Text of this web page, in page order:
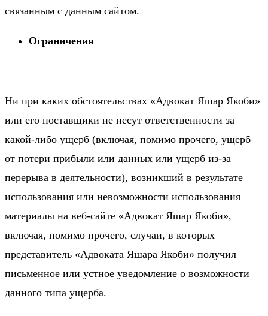
связанным с данным сайтом.
Ограничения
Ни при каких обстоятельствах «Адвокат Яшар Якоби»
или его поставщики не несут ответственности за
какой-либо ущерб (включая, помимо прочего, ущерб
от потери прибыли или данных или ущерб из-за
перерыва в деятельности), возникший в результате
использования или невозможности использования
материалы на веб-сайте «Адвокат Яшар Якоби»,
включая, помимо прочего, случаи, в которых
представитель «Адвоката Яшара Якоби» получил
письменное или устное уведомление о возможности
данного типа ущерба.